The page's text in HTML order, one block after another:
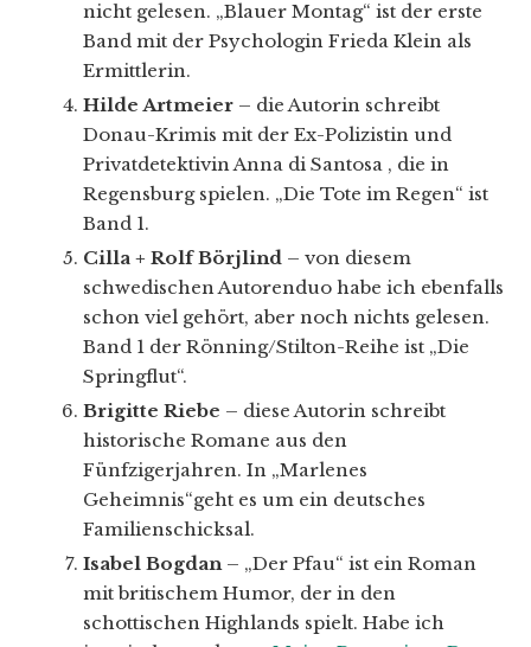
nicht gelesen. „Blauer Montag“ ist der erste
Band mit der Psychologin Frieda Klein als
Ermittlerin.
Hilde Artmeier – die Autorin schreibt
Donau-Krimis mit der Ex-Polizistin und
Privatdetektivin Anna di Santosa , die in
Regensburg spielen. „Die Tote im Regen“ ist
Band 1.
Cilla + Rolf Börjlind – von diesem
schwedischen Autorenduo habe ich ebenfalls
schon viel gehört, aber noch nichts gelesen.
Band 1 der Rönning/Stilton-Reihe ist „Die
Springflut“.
Brigitte Riebe – diese Autorin schreibt
historische Romane aus den
Fünfzigerjahren. In „Marlenes
Geheimnis“geht es um ein deutsches
Familienschicksal.
Isabel Bogdan– „Der Pfau“ ist ein Roman
mit britischem Humor, der in den
schottischen Highlands spielt. Habe ich